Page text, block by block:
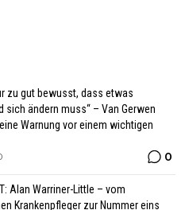
zu gut bewusst, dass etwas
sich ändern muss“ – Van Gerwen
Warnung vor einem wichtigen
0
Alan Warriner-Little – vom
Krankenpfleger zur Nummer eins